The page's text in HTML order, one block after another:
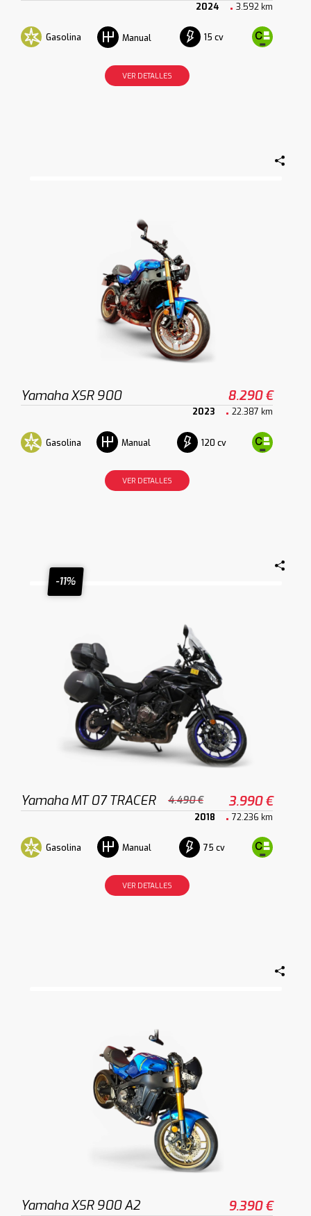
2024 3.592 km
Gasolina Manual 15 cv
VER DETALLES
Yamaha XSR 900 8.290 €
2023 22.387 km
Gasolina Manual 120 cv
VER DETALLES
-11%
Yamaha MT 07 TRACER 4.490 € 3.990 €
2018 72.236 km
Gasolina Manual 75 cv
VER DETALLES
Yamaha XSR 900 A2 9.390 €